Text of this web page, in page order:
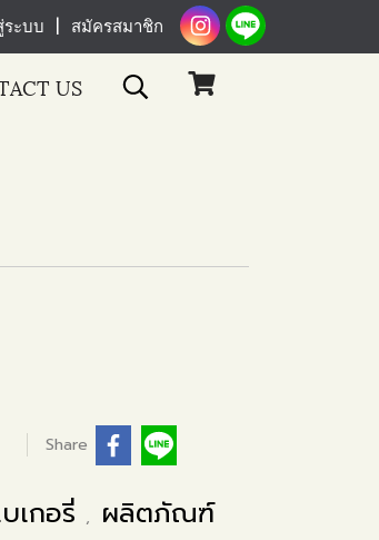
ระบบ สมัครสมาชิก
US
Share
เกอรี่ ,
ผลิตภัณฑ์